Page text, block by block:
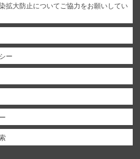
拡大防止についてご協力をお願いしてい
ー